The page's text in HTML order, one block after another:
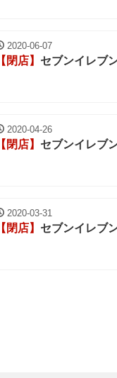
2020-06-07
【閉店】 セブンイレブ
2020-04-26
【閉店】 セブンイレブ
2020-03-31
【閉店】 セブンイレブ